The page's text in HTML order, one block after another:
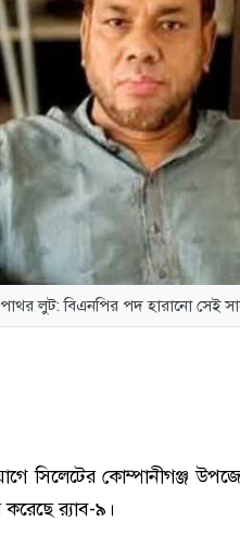
লুট: বিএনপির পদ হারানো সেই
সিলেটের কোম্পানীগঞ্জ
করেছে র‌্যাব-৯।